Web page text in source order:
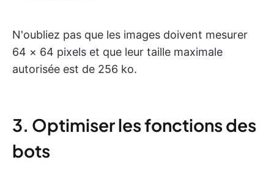
N'oubliez pas que les images doivent mesurer
64 × 64 pixels et que leur taille maximale
autorisée est de 256 ko.
3. Optimiser les fonctions des
bots